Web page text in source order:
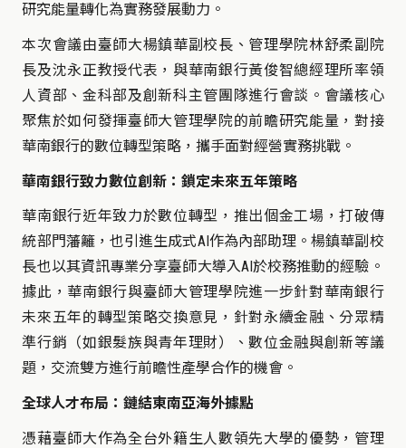
研究能量轉化為實務發展動力。
本次會議由臺師大楊鎮華副校長、管理學院林舒柔副院
長及沈永正教授代表，與華南銀行黃俊智總經理所率領
人資部、金科部及創新科主管團隊進行會談。會議核心
聚焦於如何發揮臺師大管理學院的前瞻研究能量，對接
華南銀行的數位轉型策略，攜手面對經營實務挑戰。
華南銀行致力數位創新：鎖定未來五年策略
華南銀行近年致力於數位轉型，推出個金工場，打破傳
統部門藩籬，也引進生成式AI作為內部助理。楊鎮華副校
長也以其資訊專業分享臺師大導入AI於校務推動的經驗。
據此，華南銀行與臺師大管理學院進一步針對華南銀行
未來五年的轉型策略交換意見，針對永續金融、分眾精
準行銷（如銀髮族與青年理財）、數位金融與創新等議
題，交流雙方進行前瞻性產學合作的機會。
全球人才布局：鏈結東南亞海外據點
憑藉臺師大作為全台外籍生人數領先大學的優勢，管理